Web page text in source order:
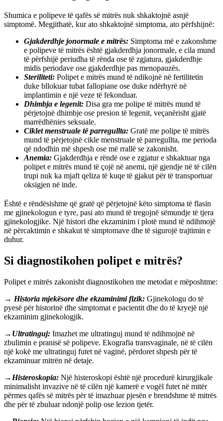
Shumica e polipeve të qafës së mitrës nuk shkaktojnë asnjë
simptomë. Megjithatë, kur ato shkaktojnë simptoma, ato përfshijnë:
Gjakderdhje jonormale e mitrës: Simptoma më e zakonshme
e polipeve të mitrës është gjakderdhja jonormale, e cila mund
të përfshijë periudha të rënda ose të zgjatura, gjakderdhje
midis periodave ose gjakderdhje pas menopauzës.
Steriliteti: Polipet e mitrës mund të ndikojnë në fertilitetin
duke bllokuar tubat fallopiane ose duke ndërhyrë në
implantimin e një veze të fekonduar.
Dhimbja e legenit: Disa gra me polipe të mitrës mund të
përjetojnë dhimbje ose presion të legenit, veçanërisht gjatë
marrëdhënies seksuale.
Ciklet menstruale të parregullta: Gratë me polipe të mitrës
mund të përjetojnë cikle menstruale të parregullta, me perioda
që ndodhin më shpesh ose më rrallë se zakonisht.
Anemia: Gjakderdhja e rëndë ose e zgjatur e shkaktuar nga
polipet e mitrës mund të çojë në anemi, një gjendje në të cilën
trupi nuk ka mjaft qeliza të kuqe të gjakut për të transportuar
oksigjen në inde.
Është e rëndësishme që gratë që përjetojnë këto simptoma të flasin
me gjinekologun e tyre, pasi ato mund të tregojnë sëmundje të tjera
gjinekologjike. Një histori dhe ekzaminim i plotë mund të ndihmojë
në përcaktimin e shkakut të simptomave dhe të sigurojë trajtimin e
duhur.
Si diagnostikohen polipet e mitrës?
Polipet e mitrës zakonisht diagnostikohen me metodat e mëposhtme:
→ Historia mjekësore dhe ekzaminimi fizik: Gjinekologu do të
pyesë për historinë dhe simptomat e pacientit dhe do të kryejë një
ekzaminim gjinekologjik.
→ Ultratinguj: Imazhet me ultratinguj mund të ndihmojnë në
zbulimin e pranisë së polipeve. Ekografia transvaginale, në të cilën
një kokë me ultratinguj futet në vaginë, përdoret shpesh për të
ekzaminuar mitrën në detaje.
→ Histeroskopia: Një histeroskopi është një procedurë kirurgjikale
minimalisht invazive në të cilën një kamerë e vogël futet në mitër
përmes qafës së mitrës për të imazhuar pjesën e brendshme të mitrës
dhe për të zbuluar ndonjë polip ose lezion tjetër.